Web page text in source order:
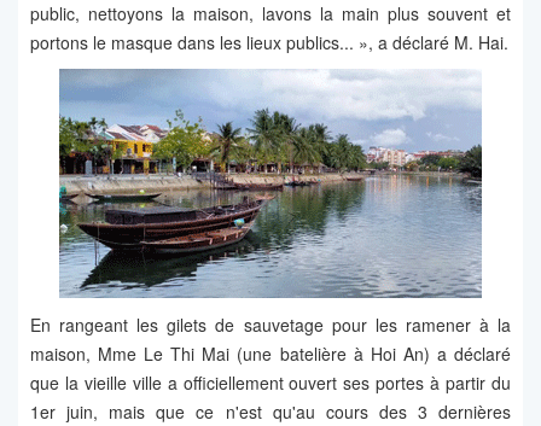
public, nettoyons la maison, lavons la main plus souvent et
portons le masque dans les lieux publics... », a déclaré M. Hai.
En rangeant les gilets de sauvetage pour les ramener à la
maison, Mme Le Thi Mai (une batelière à Hoi An) a déclaré
que la vieille ville a officiellement ouvert ses portes à partir du
1er juin, mais que ce n'est qu'au cours des 3 dernières